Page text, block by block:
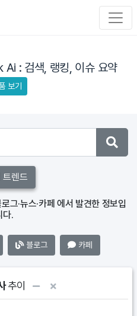
: 검색, 랭킹, 이슈 요약
보기
트렌드
그·뉴스·카페 에서 발견한 정보입
다.
블로그 카페
추이